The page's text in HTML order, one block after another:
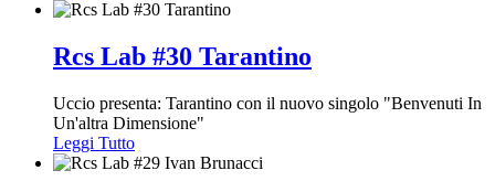
Rcs Lab #30 Tarantino
Uccio presenta: Tarantino con il nuovo singolo "Benvenuti In
Un'altra Dimensione"
Leggi Tutto